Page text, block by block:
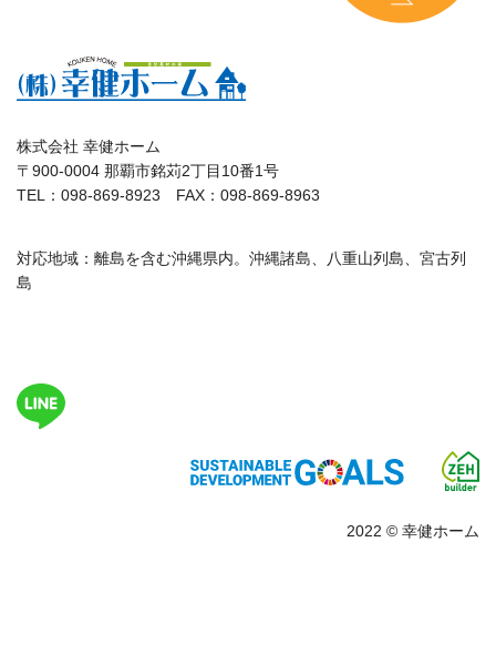
株式会社 幸健ホーム
〒900-0004 那覇市銘苅2丁目10番1号
TEL：098-869-8923 FAX：098-869-8963
対応地域：離島を含む沖縄県内。沖縄諸島、八重山列島、宮古列
島
2022 © 幸健ホーム